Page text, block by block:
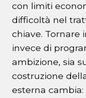
con limiti
difficoltà nel
chiave. Tornare
invece di
ambizione, sia
costruzione
esterna cambia: